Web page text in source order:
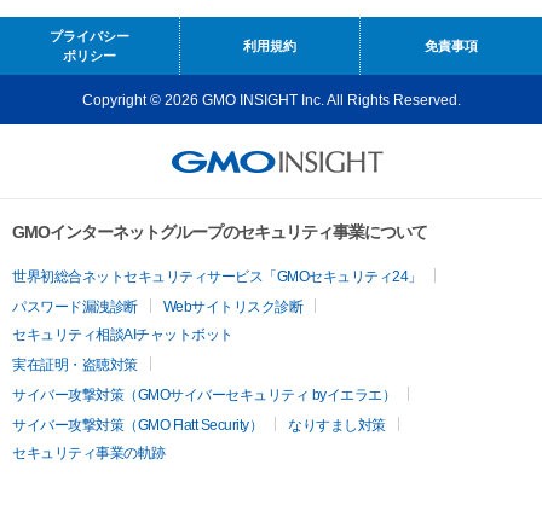
プライバシー
ポリシー
利用規約 免責事項
Copyright © 2026 GMO INSIGHT Inc. All Rights Reserved.
GMOインターネットグループのセキュリティ事業について
世界初総合ネットセキュリティサービス「GMOセキュリティ24」
パスワード漏洩診断
Webサイトリスク診断
セキュリティ相談AIチャットボット
実在証明・盗聴対策
サイバー攻撃対策（GMOサイバーセキュリティ byイエラエ）
サイバー攻撃対策（GMO Flatt Security）
なりすまし対策
セキュリティ事業の軌跡